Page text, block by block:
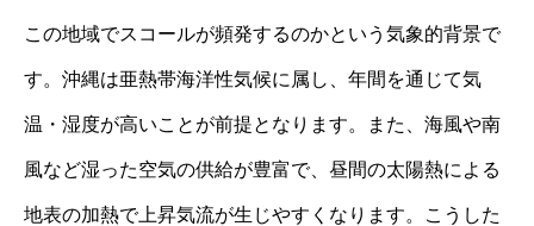
この地域でスコールが頻発するのかという気象的背景で
す。沖縄は亜熱帯海洋性気候に属し、年間を通じて気
温・湿度が高いことが前提となります。また、海風や南
風など湿った空気の供給が豊富で、昼間の太陽熱による
地表の加熱で上昇気流が生じやすくなります。こうした